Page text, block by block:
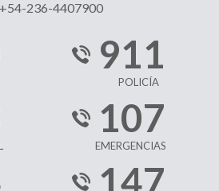
+54-236-4407900
911
POLICÍA
107
EMERGENCIAS
147